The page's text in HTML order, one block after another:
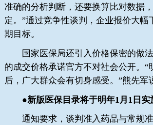
准确的分析判断，还要换算比对数据
定。”通过竞争性谈判，企业报价大幅
期目标。
国家医保局还引入价格保密的做法
的成交价格承诺官方不对社会公开。“
后，广大群众会有切身感受。”熊先军
●新版医保目录将于明年1月1日实
通知要求，谈判准入药品与常规准